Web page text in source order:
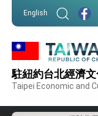
English
駐紐約台北經濟
Taipei Economic and
外交部
我國政
事處」
經驗為